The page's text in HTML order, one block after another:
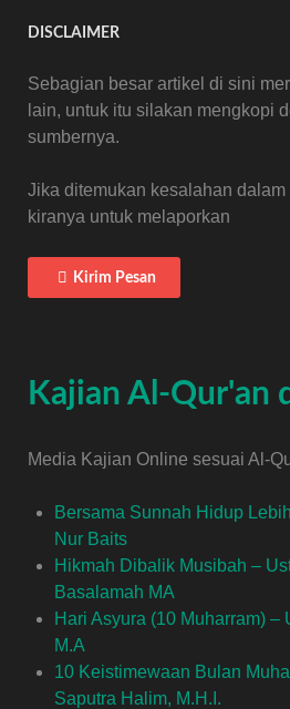
DISCLAIMER
Sebagian besar artikel di sini
lain, untuk itu silakan mengkopi
sumbernya.
Jika ditemukan kesalahan
kiranya untuk melaporkan
Kirim Pesan
Kajian Al-Qur'an
Media Kajian Online sesuai Al-
Bersama Sunnah Hidup
Nur Baits
Hikmah Dibalik Musibah –
Basalamah MA
Hari Asyura (10 Muharram) –
M.A
10 Keistimewaan Bulan
Saputra Halim, M.H.I.